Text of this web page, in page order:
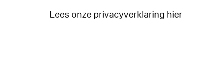
Lees onze privacyverklaring hier